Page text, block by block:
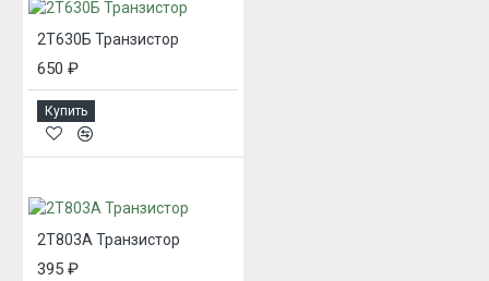
2Т630Б Транзистор
650 ₽
Купить
2Т803А Транзистор
395 ₽